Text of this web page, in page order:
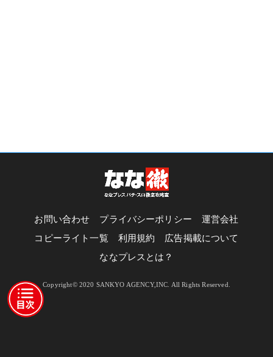
お問い合わせ プライバシーポリシー
運営会社
コピーライト一覧
利用規約
広告掲載について
ななプレスとは？
Copyright© 2020 SANKYO AGENCY,INC. All Rights Reserved.